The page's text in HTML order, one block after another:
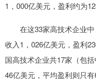
1，000亿美元，盈利约为
在这33家高技术企业中
收入1，026亿美元，盈利
国高技术企业共17家（包
46亿美元，平均盈利则只